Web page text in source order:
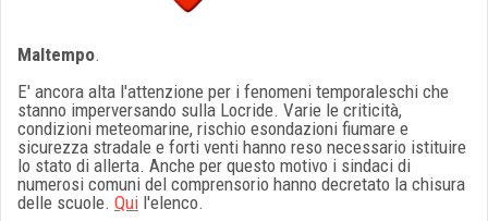
Maltempo.
E' ancora alta l'attenzione per i fenomeni temporaleschi che
stanno imperversando sulla Locride. Varie le criticità,
condizioni meteomarine, rischio esondazioni fiumare e
sicurezza stradale e forti venti hanno reso necessario istituire
lo stato di allerta. Anche per questo motivo i sindaci di
numerosi comuni del comprensorio hanno decretato la chisura
delle scuole. Qui l'elenco.